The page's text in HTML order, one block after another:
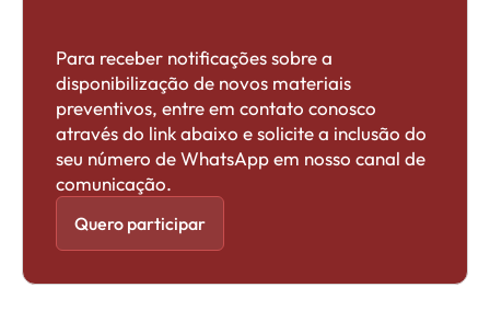
Para receber notificações sobre a
disponibilização de novos materiais
preventivos, entre em contato conosco
através do link abaixo e solicite a inclusão do
seu número de WhatsApp em nosso canal de
comunicação.
Quero participar